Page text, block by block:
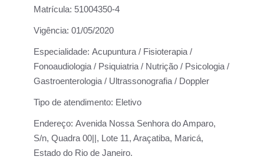
Matrícula: 51004350-4
Vigência: 01/05/2020
Especialidade: Acupuntura / Fisioterapia /
Fonoaudiologia / Psiquiatria / Nutrição / Psicologia /
Gastroenterologia / Ultrassonografia / Doppler
Tipo de atendimento: Eletivo
Endereço: Avenida Nossa Senhora do Amparo,
S/n, Quadra 00||, Lote 11, Araçatiba, Maricá,
Estado do Rio de Janeiro.